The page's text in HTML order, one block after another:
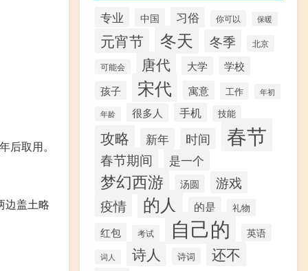
取用。
边盖土略
专业 中国 习俗 你可以 保暖
元宵节 冬天 冬季 北京
可能会 唐代 大学
学校
孩子
宋代 寓意 工作 年初
年龄 很多人 手机 技能
攻略 新年 时间 春节
春节期间 是一个
梦幻西游 汤圆 游戏
疫情 的人 的是 礼物
红包 考试 自己的 英语
词人 诗人 诗词 还不